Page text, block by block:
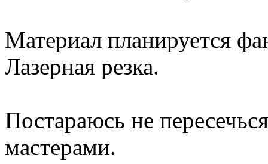
Материал планируется
Лазерная резка.
Постараюсь не
мастерами.